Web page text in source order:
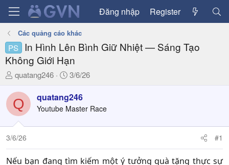
Đăng nhập Register
Các quảng cáo khác
PS
In Hình Lên Bình Giữ Nhiệt — Sáng Tạo
Không Giới Hạn
T
r
e
a
d
s
t
a
quatang246
N
à
y
ử
3/6/26
Q quatang246
Youtube Master Race
3/6/26 #1
Nếu bạn đang tìm kiếm một ý tưởng quà tặng thực sự